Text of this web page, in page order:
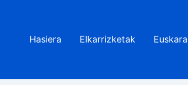
Hasiera Elkarrizketak Euskara